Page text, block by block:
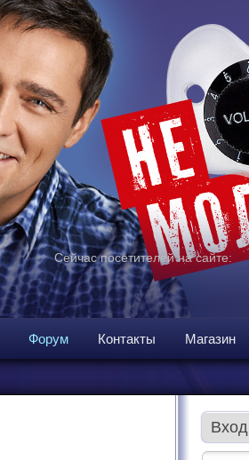
Сейчас посетителей на сайте:
Форум Контакты Магазин
Вход